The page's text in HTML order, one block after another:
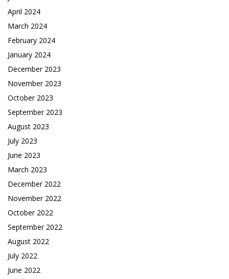
April 2024
March 2024
February 2024
January 2024
December 2023
November 2023
October 2023
September 2023
August 2023
July 2023
June 2023
March 2023
December 2022
November 2022
October 2022
September 2022
August 2022
July 2022
June 2022